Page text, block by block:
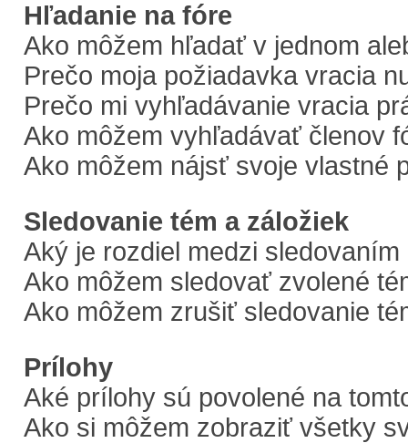
Hľadanie na fóre
Ako môžem hľadať v jednom
Prečo moja požiadavka vracia
Prečo mi vyhľadávanie vracia
Ako môžem vyhľadávať členov
Ako môžem nájsť svoje vlastné
Sledovanie tém a záložiek
Aký je rozdiel medzi
Ako môžem sledovať zvolené
Ako môžem zrušiť sledovanie
Prílohy
Aké prílohy sú povolené na
Ako si môžem zobraziť všetky